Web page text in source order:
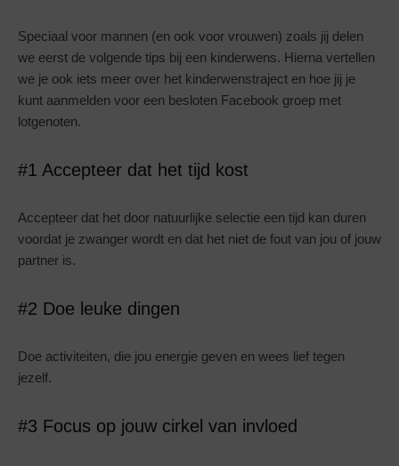
Speciaal voor mannen (en ook voor vrouwen) zoals jij delen
we eerst de volgende tips bij een kinderwens. Hierna vertellen
we je ook iets meer over het kinderwenstraject en hoe jij je
kunt aanmelden voor een besloten Facebook groep met
lotgenoten.
#1 Accepteer dat het tijd kost
Accepteer dat het door natuurlijke selectie een tijd kan duren
voordat je zwanger wordt en dat het niet de fout van jou of jouw
partner is.
#2 Doe leuke dingen
Doe activiteiten, die jou energie geven en wees lief tegen
jezelf.
#3 Focus op jouw cirkel van invloed